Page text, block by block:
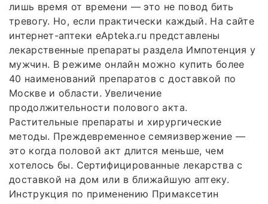
лишь время от времени — это не повод бить
тревогу. Но, если практически каждый. На сайте
интернет-аптеки еApteka.ru представлены
лекарственные препараты раздела Импотенция у
мужчин. В режиме онлайн можно купить более
40 наименований препаратов с доставкой по
Москве и области. Увеличение
продолжительности полового акта.
Растительные препараты и хирургические
методы. Преждевременное семяизвержение —
это когда половой акт длится меньше, чем
хотелось бы. Сертифицированные лекарства с
доставкой на дом или в ближайшую аптеку.
Инструкция по применению Примаксетин